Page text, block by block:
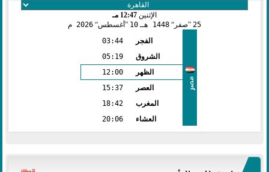
الإثنين 12:47 مـ
25 صفر 1448 هـ 10 أغسطس 2026 م
مصر
الفجر
03:44
الشروق
05:19
الظهر
12:00
العصر
15:37
المغرب
18:42
العشاء
20:06